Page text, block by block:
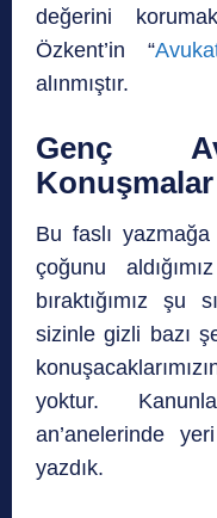
değerini
Özkent’in “
alınmıştır.
Genç
Konuşmalar
Bu faslı
çoğunu
bıraktığımız şu
sizinle gizli bazı
yoktur.
an’anelerinde
yazdık.